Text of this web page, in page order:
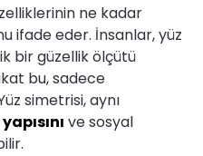
ne kadar
ifade eder. İnsanlar, yüz
bir güzellik ölçütü
bu, sadece
simetrisi, aynı
ve sosyal